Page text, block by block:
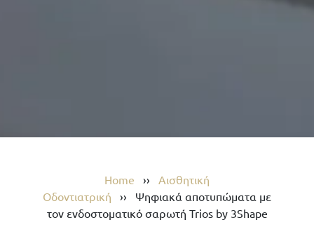
Home ›› Αισθητική
Οδοντιατρική ›› Ψηφιακά αποτυπώματα με
τον ενδοστοματικό σαρωτή Trios by 3Shape